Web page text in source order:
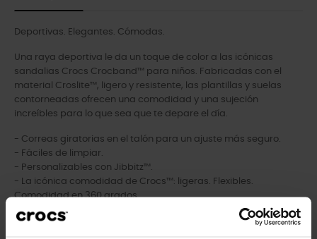
Deportivas. Elegantes. Cómodas.
Una raya deportiva le da un toque de color a las icónicas
sandalias Crocs Crocband™ para niños. Fabricadas con el
material Croslite™, ligero y resistente, las plantillas y suelas
contorneadas ofrecen una comodidad y una sujeción
increíbles para lo que sea que te depare el día.
- Correas giratorias en el talón para un ajuste más seguro.
- Fáciles de limpiar.
- Personalizables con Jibbitz™.
- La icónica comodidad de Crocs™: ligeras. Flexibles.
Comodidad en 360 grados.